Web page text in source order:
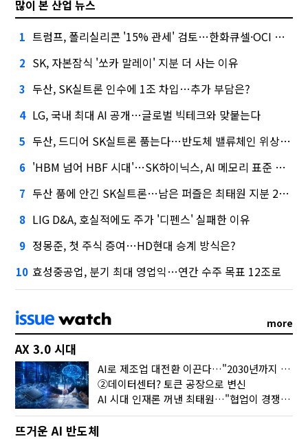
많이 본 산업 뉴스
1 트럼프, 폴리실리콘 '15% 관세' 검토…한화큐셀·OCI 영향은?
2 SK, 자본잠식 '쏘카 말레이' 지분 더 사는 이유
3 두산, SK실트론 인수에 1조 차입…추가 부담은?
4 LG, 국내 최대 AI 공개…글로벌 빅테크와 맞붙는다
5 두산, 드디어 SK실트론 품는다…반도체 밸류체인 위상 강화
6 'HBM 넘어 HBF 시대'…SK하이닉스, AI 메모리 표준 선점 나섰다
7 두산 품에 안긴 SK실트론…남은 퍼즐은 최태원 지분 29.4%
8 LIG D&A, 호실적에도 주가 '디펜스' 실패한 이유
9 정몽준, 첫 주식 증여…HD현대 승계 방식은?
10 효성중공업, 분기 최대 영업익…연간 수주 목표 12조로
more
AX 3.0 시대
AI로 제조업 대전환 이끈다…"2030년까지 민관합동 20조 투자"
②데이터센터? 토큰 공장으로 변신
AI 시대 인재론 꺼낸 최태원…"협업이 경쟁력"
뜨거운 AI 반도체